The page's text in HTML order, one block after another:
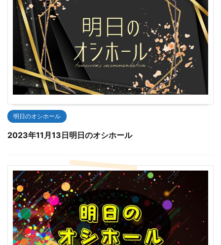
明日のオシホール
2023年11月13日明日のオシホール